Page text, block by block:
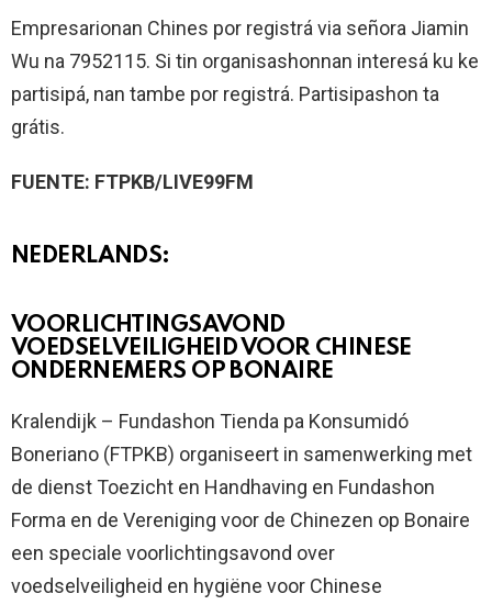
Empresarionan Chines por registrá via señora Jiamin
Wu na 7952115. Si tin organisashonnan interesá ku ke
partisipá, nan tambe por registrá. Partisipashon ta
grátis.
FUENTE: FTPKB/LIVE99FM
NEDERLANDS:
VOORLICHTINGSAVOND
VOEDSELVEILIGHEID VOOR CHINESE
ONDERNEMERS OP BONAIRE
Kralendijk – Fundashon Tienda pa Konsumidó
Boneriano (FTPKB) organiseert in samenwerking met
de dienst Toezicht en Handhaving en Fundashon
Forma en de Vereniging voor de Chinezen op Bonaire
een speciale voorlichtingsavond over
voedselveiligheid en hygiëne voor Chinese